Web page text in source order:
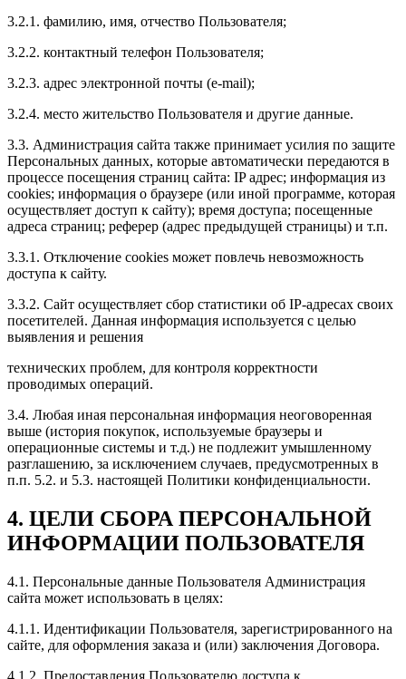
3.2.1. фамилию, имя, отчество Пользователя;
3.2.2. контактный телефон Пользователя;
3.2.3. адрес электронной почты (e-mail);
3.2.4. место жительство Пользователя и другие данные.
3.3. Администрация сайта также принимает усилия по защите
Персональных данных, которые автоматически передаются в
процессе посещения страниц сайта: IP адрес; информация из
cookies; информация о браузере (или иной программе, которая
осуществляет доступ к сайту); время доступа; посещенные
адреса страниц; реферер (адрес предыдущей страницы) и т.п.
3.3.1. Отключение cookies может повлечь невозможность
доступа к сайту.
3.3.2. Сайт осуществляет сбор статистики об IP-адресах своих
посетителей. Данная информация используется с целью
выявления и решения
технических проблем, для контроля корректности
проводимых операций.
3.4. Любая иная персональная информация неоговоренная
выше (история покупок, используемые браузеры и
операционные системы и т.д.) не подлежит умышленному
разглашению, за исключением случаев, предусмотренных в
п.п. 5.2. и 5.3. настоящей Политики конфиденциальности.
4. ЦЕЛИ СБОРА ПЕРСОНАЛЬНОЙ
ИНФОРМАЦИИ ПОЛЬЗОВАТЕЛЯ
4.1. Персональные данные Пользователя Администрация
сайта может использовать в целях:
4.1.1. Идентификации Пользователя, зарегистрированного на
сайте, для оформления заказа и (или) заключения Договора.